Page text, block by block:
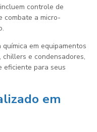
controle de
combate a micro-
em equipamentos
e condensadores,
eficiente para seus
em